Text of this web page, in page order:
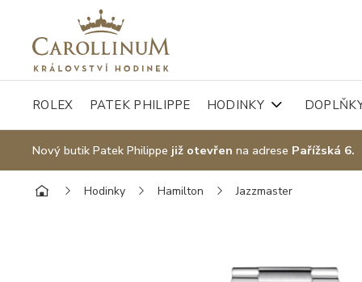
ROLEX PATEK PHILIPPE HODINKY
Nový butik Patek Philippe již otevřen na adrese Pařížská 6.
Hodinky Hamilton Jazzmaster